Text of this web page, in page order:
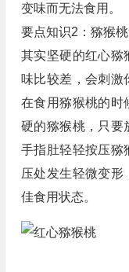
变味而无法食用。
要点知识2：猕猴
其实坚硬的红心猕
味比较差，会刺激
在食用猕猴桃的时
硬的猕猴桃，只要
手指肚轻轻按压猕
压处发生轻微变形
佳食用状态。